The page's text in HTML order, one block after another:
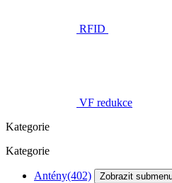
RFID
VF redukce
Kategorie
Kategorie
Antény(402) Zobrazit